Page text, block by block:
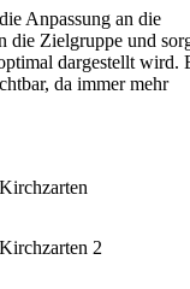
Anpassung an die
die Zielgruppe und
dargestellt wird.
da immer mehr